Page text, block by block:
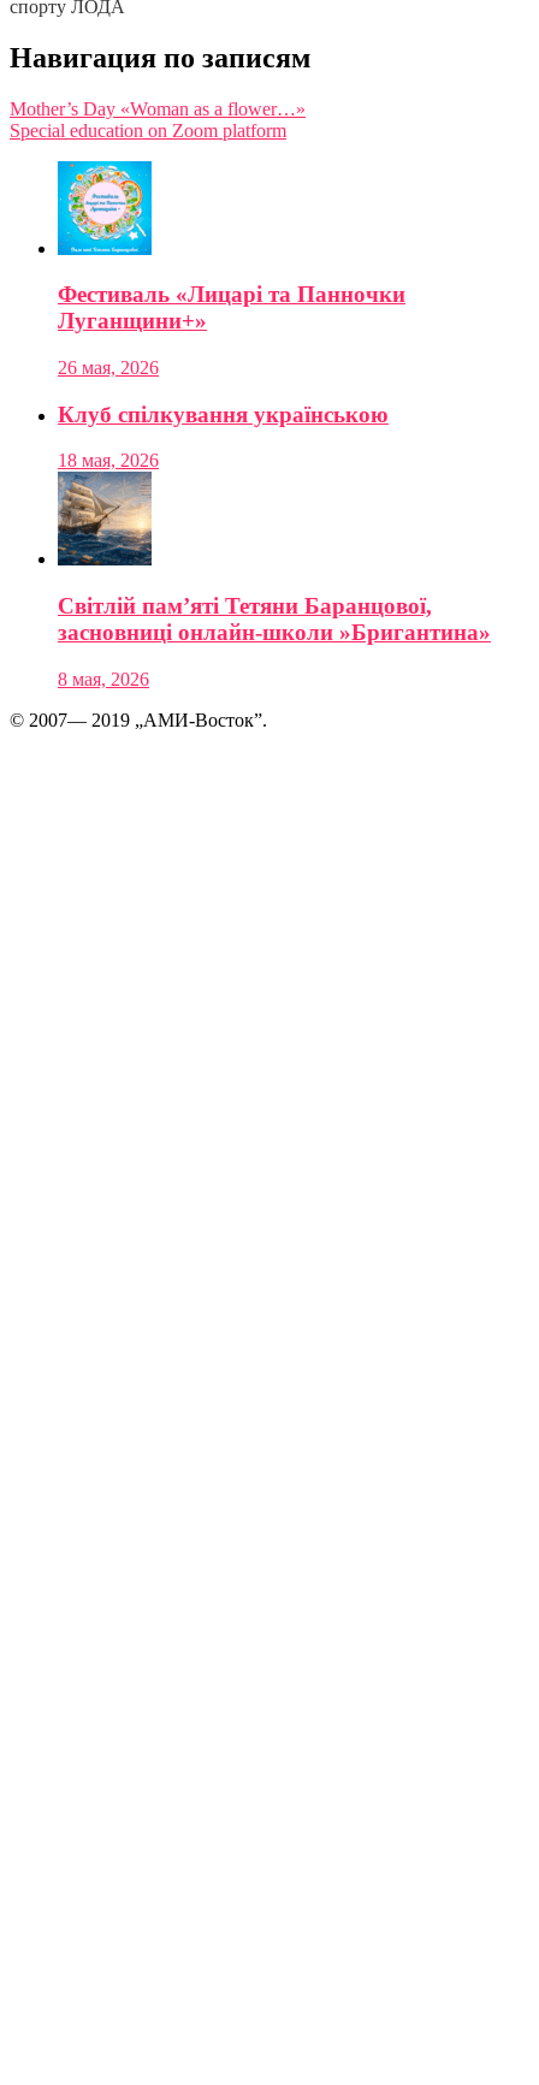
спорту ЛОДА
Навигация по записям
Mother’s Day «Woman as a flower…»
Special education on Zoom platform
Фестиваль «Лицарі та Панночки
Луганщини+»
26 мая, 2026
Клуб спілкування українською
18 мая, 2026
Світлій пам’яті Тетяни Баранцової,
засновниці онлайн-школи »Бригантина»
8 мая, 2026
© 2007— 2019 „АМИ-Восток”.